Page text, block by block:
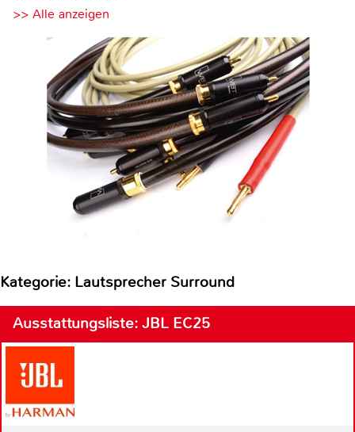
>> Alle anzeigen
Kategorie: Lautsprecher Surround
Ausstattungsliste: JBL EC25